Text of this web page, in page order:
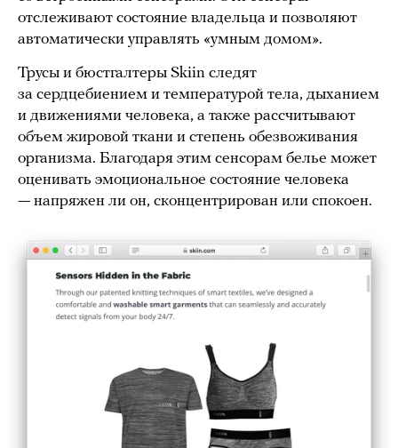
отслеживают состояние владельца и позволяют
автоматически управлять «умным домом».
Трусы и бюстгалтеры Skiin следят
за сердцебиением и температурой тела, дыханием
и движениями человека, а также рассчитывают
объем жировой ткани и степень обезвоживания
организма. Благодаря этим сенсорам белье может
оценивать эмоциональное состояние человека
— напряжен ли он, сконцентрирован или спокоен.